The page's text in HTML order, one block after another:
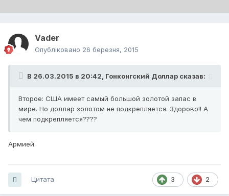
Vader
Опубліковано 26 березня, 2015
В 26.03.2015 в 20:42, Гонконгский Доллар сказав:
Второе: США имеет самый большой золотой запас в
мире. Но доллар золотом не подкрепляется. Здорово!! А
чем подкрепляется????
Армией.
3 2
Цитата